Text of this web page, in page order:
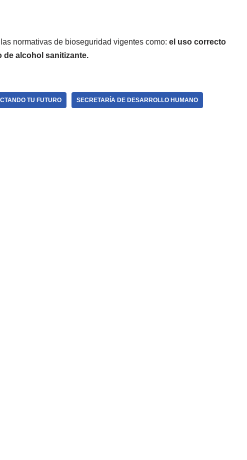
normativas de bioseguridad vigentes como: el uso correcto
de alcohol sanitizante.
TU FUTURO SECRETARÍA DE DESARROLLO HUMANO